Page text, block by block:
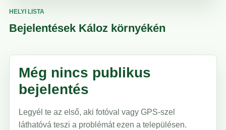
HELYI LISTA
Bejelentések Káloz környékén
Még nincs publikus
bejelentés
Legyél te az első, aki fotóval vagy GPS-szel
láthatóvá teszi a problémát ezen a településen.